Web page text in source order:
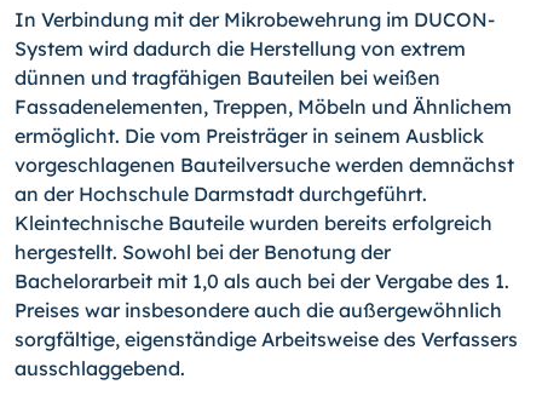
In Verbindung mit der Mikrobewehrung im DUCON-
System wird dadurch die Herstellung von extrem
dünnen und tragfähigen Bauteilen bei weißen
Fassadenelementen, Treppen, Möbeln und Ähnlichem
ermöglicht. Die vom Preisträger in seinem Ausblick
vorgeschlagenen Bauteilversuche werden demnächst
an der Hochschule Darmstadt durchgeführt.
Kleintechnische Bauteile wurden bereits erfolgreich
hergestellt. Sowohl bei der Benotung der
Bachelorarbeit mit 1,0 als auch bei der Vergabe des 1.
Preises war insbesondere auch die außergewöhnlich
sorgfältige, eigenständige Arbeitsweise des Verfassers
ausschlaggebend.